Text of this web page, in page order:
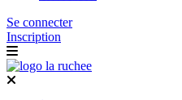
Se connecter
Inscription